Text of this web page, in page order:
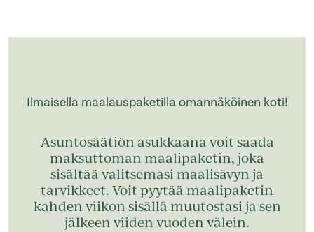
Ilmaisella maalauspaketilla omannäköinen koti!
Asuntosäätiön asukkaana voit saada
maksuttoman maalipaketin, joka
sisältää valitsemasi maalisävyn ja
tarvikkeet. Voit pyytää maalipaketin
kahden viikon sisällä muutostasi ja sen
jälkeen viiden vuoden välein.